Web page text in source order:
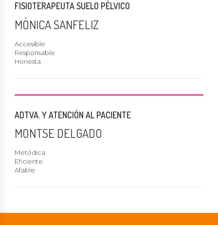
FISIOTERAPEUTA SUELO PÉLVICO
MÓNICA SANFELIZ
Accesible
Responsable
Honesta
ADTVA. Y ATENCIÓN AL PACIENTE
MONTSE DELGADO
Metódica
Eficiente
Afable